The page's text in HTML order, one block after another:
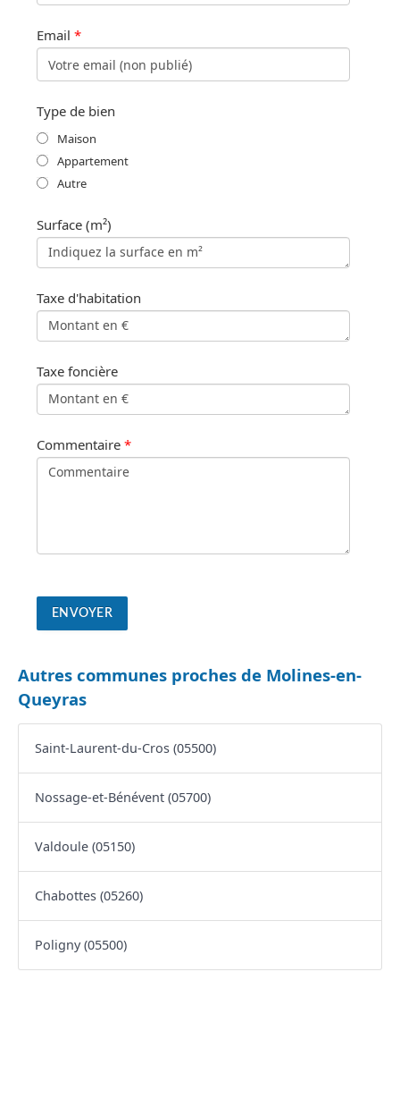
Email *
Type de bien
Maison
Appartement
Autre
Surface (m²)
Taxe d'habitation
Taxe foncière
Commentaire *
Autres communes proches de Molines-en-
Queyras
Saint-Laurent-du-Cros (05500)
Nossage-et-Bénévent (05700)
Valdoule (05150)
Chabottes (05260)
Poligny (05500)